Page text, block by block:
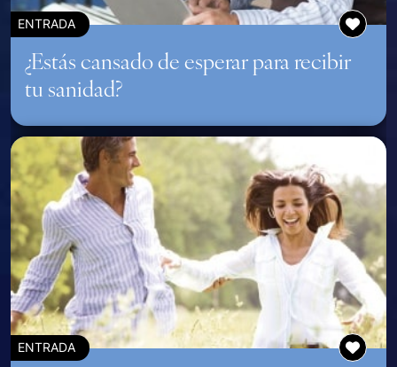
ENTRADA
¿Estás cansado de esperar para recibir
tu sanidad?
ENTRADA